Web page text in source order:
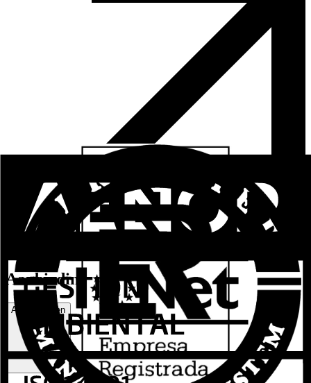
Aanbiedingen
Aanbiedingen